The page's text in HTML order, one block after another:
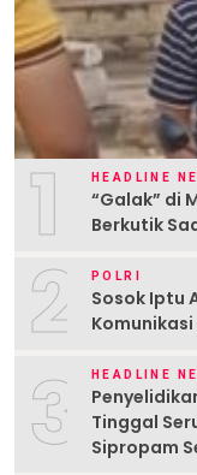
1 HEADLINE
“Galak” di
Berkutik
2 POLRI
Sosok Iptu
3 HEADLINE
Tinggal
Sipropam